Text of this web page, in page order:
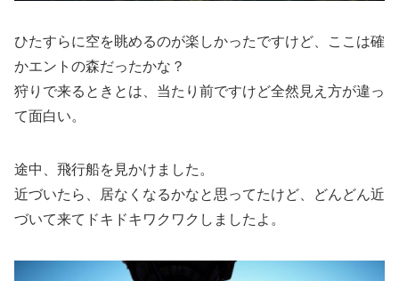
ひたすらに空を眺めるのが楽しかったですけど、ここは確
かエントの森だったかな？
狩りで来るときとは、当たり前ですけど全然見え方が違っ
て面白い。
途中、飛行船を見かけました。
近づいたら、居なくなるかなと思ってたけど、どんどん近
づいて来てドキドキワクワクしましたよ。